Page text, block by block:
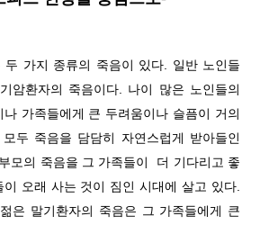
두 가지 종류의 죽음이 있다. 일반 노인들
암환자의 죽음이다. 나이 많은 노인들의
가족들에게 큰 두려움이나 슬픔이 거의
두 죽음을 담담히 자연스럽게 받아들인
모의 죽음을 그 가족들이 더 기다리고 좋
오래 사는 것이 짐인 시대에 살고 있다.
은 말기환자의 죽음은 그 가족들에게 큰